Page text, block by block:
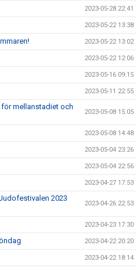
2023-05-28 22:41
2023-05-22 13:38
2023-05-22 13:02
2023-05-22 12:06
2023-05-16 09:15
2023-05-11 22:55
mellanstadiet och
2023-05-08 15:05
2023-05-08 14:48
2023-05-04 23:26
2023-05-04 22:56
2023-04-27 17:53
2023
2023-04-26 22:53
2023-04-23 17:30
2023-04-22 20:20
2023-04-22 18:14